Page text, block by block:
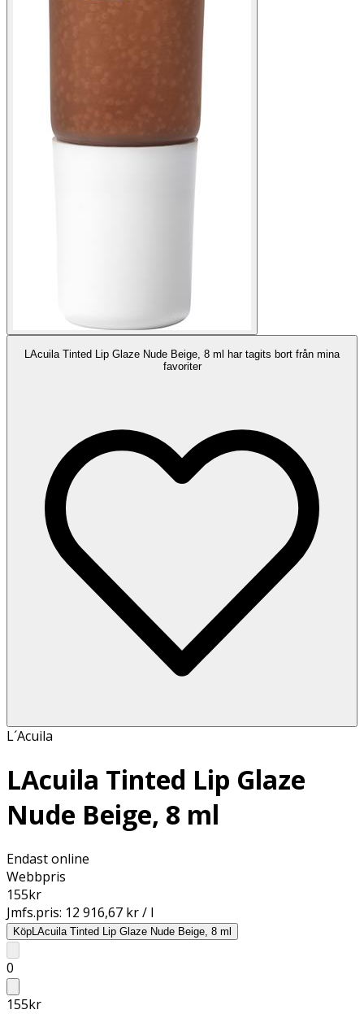
LAcuila Tinted Lip Glaze Nude Beige, 8 ml har tagits bort från mina
favoriter
L´Acuila
LAcuila Tinted Lip Glaze
Nude Beige, 8 ml
Endast online
Webbpris
155kr
Jmfs.pris: 12 916,67 kr / l
KöpLAcuila Tinted Lip Glaze Nude Beige, 8 ml
0
155kr